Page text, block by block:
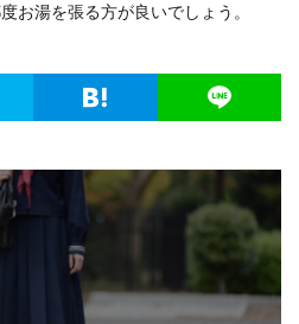
お湯を張る方が良いでしょう。